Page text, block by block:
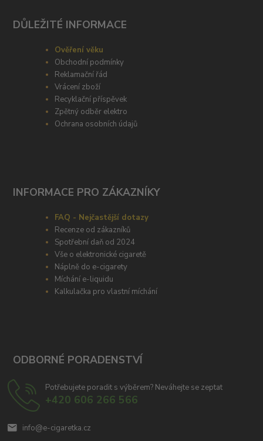
DŮLEŽITÉ INFORMACE
Ověření věku
Obchodní podmínky
Reklamační řád
Vrácení zboží
Recyklační příspěvek
Zpětný odběr elektro
Ochrana osobních údajů
INFORMACE PRO ZÁKAZNÍKY
FAQ - Nejčastější dotazy
Recenze od zákazníků
Spotřební daň od 2024
Vše o elektronické cigaretě
Náplně do e-cigarety
Míchání e-liquidu
Kalkulačka pro vlastní míchání
ODBORNÉ PORADENSTVÍ
Potřebujete poradit s výběrem? Neváhejte se zeptat
+420 606 266 566
info@e-cigaretka.cz